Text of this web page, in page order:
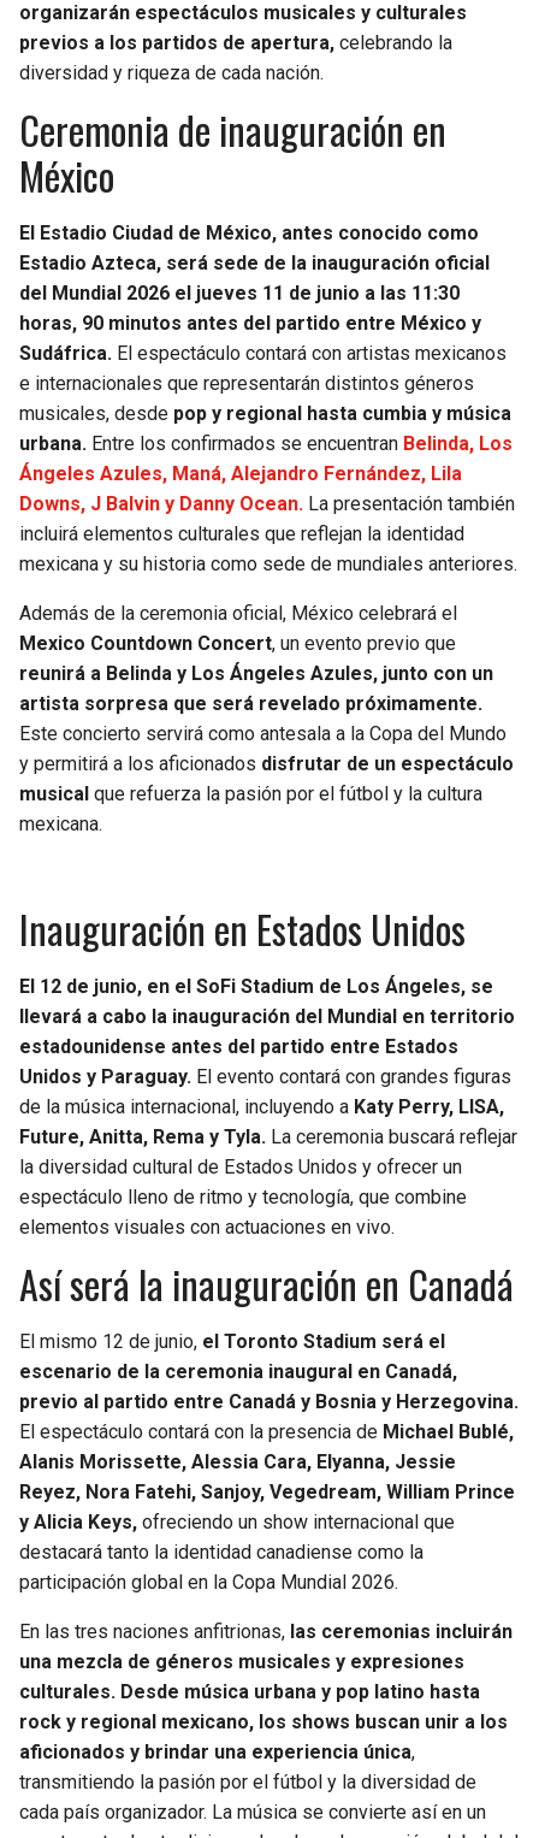
FALCONS
SAINTS
BUCCANEERS
TRAIL BLAZERS
organizarán espectáculos musicales y culturales
previos a los partidos de apertura, celebrando la
diversidad y riqueza de cada nación.
Ceremonia de inauguración en
México
El Estadio Ciudad de México, antes conocido como
Estadio Azteca, será sede de la inauguración oficial
del Mundial 2026 el jueves 11 de junio a las 11:30
horas, 90 minutos antes del partido entre México y
Sudáfrica. El espectáculo contará con artistas mexicanos
e internacionales que representarán distintos géneros
musicales, desde pop y regional hasta cumbia y música
urbana. Entre los confirmados se encuentran Belinda, Los
Ángeles Azules, Maná, Alejandro Fernández, Lila
Downs, J Balvin y Danny Ocean. La presentación también
incluirá elementos culturales que reflejan la identidad
mexicana y su historia como sede de mundiales anteriores.
Además de la ceremonia oficial, México celebrará el
Mexico Countdown Concert, un evento previo que
reunirá a Belinda y Los Ángeles Azules, junto con un
artista sorpresa que será revelado próximamente.
Este concierto servirá como antesala a la Copa del Mundo
y permitirá a los aficionados disfrutar de un espectáculo
musical que refuerza la pasión por el fútbol y la cultura
mexicana.
Inauguración en Estados Unidos
El 12 de junio, en el SoFi Stadium de Los Ángeles, se
llevará a cabo la inauguración del Mundial en territorio
estadounidense antes del partido entre Estados
Unidos y Paraguay. El evento contará con grandes figuras
de la música internacional, incluyendo a Katy Perry, LISA,
Future, Anitta, Rema y Tyla. La ceremonia buscará reflejar
la diversidad cultural de Estados Unidos y ofrecer un
espectáculo lleno de ritmo y tecnología, que combine
elementos visuales con actuaciones en vivo.
Así será la inauguración en Canadá
El mismo 12 de junio, el Toronto Stadium será el
escenario de la ceremonia inaugural en Canadá,
previo al partido entre Canadá y Bosnia y Herzegovina.
El espectáculo contará con la presencia de Michael Bublé,
Alanis Morissette, Alessia Cara, Elyanna, Jessie
Reyez, Nora Fatehi, Sanjoy, Vegedream, William Prince
y Alicia Keys, ofreciendo un show internacional que
destacará tanto la identidad canadiense como la
participación global en la Copa Mundial 2026.
En las tres naciones anfitrionas, las ceremonias incluirán
una mezcla de géneros musicales y expresiones
culturales. Desde música urbana y pop latino hasta
rock y regional mexicano, los shows buscan unir a los
aficionados y brindar una experiencia única,
transmitiendo la pasión por el fútbol y la diversidad de
cada país organizador. La música se convierte así en un